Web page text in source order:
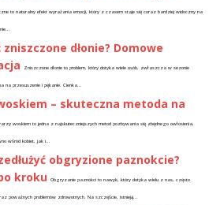
to naturalny efekt wyrażania emocji, który z czasem staje się coraz bardziej widoczny na
dłonie? Domowe
Zniszczone dłonie to problem, który dotyka wiele osób, zwłaszcza w sezonie
na przesuszenie i pękanie. Cienka...
– skuteczna metoda na
woskiem to jedna z najskuteczniejszych metod pozbywania się zbędnego owłosienia,
wśród kobiet, jak i...
obgryzione paznokcie?
kroku
Obgryzanie paznokci to nawyk, który dotyka wielu z nas, często
poważnych problemów zdrowotnych. Na szczęście, istnieją...